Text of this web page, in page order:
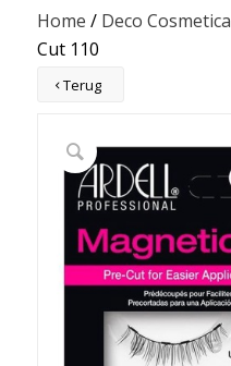
Home / Deco Cosmetica
Cut 110
Terug